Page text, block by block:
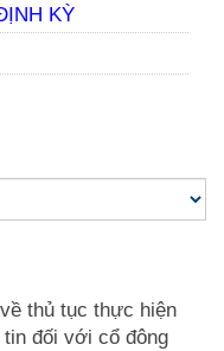
KỲ
thủ tục thực hiện
đối với cổ đông